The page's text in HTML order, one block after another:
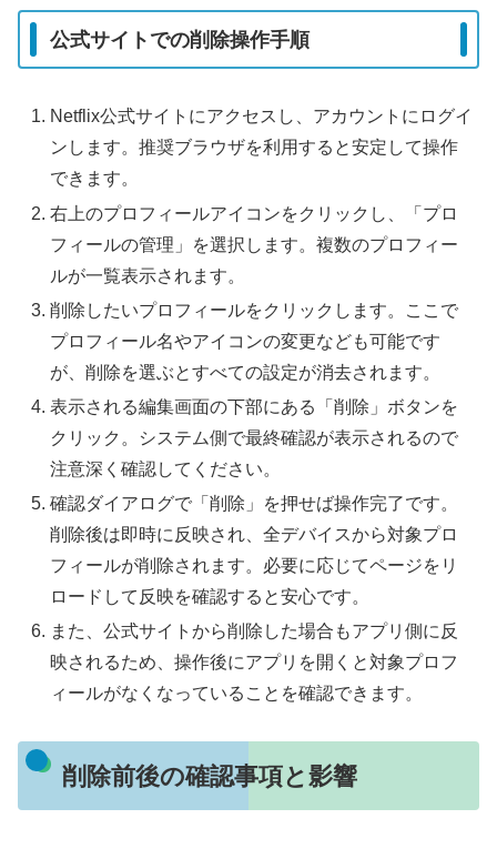
公式サイトでの削除操作手順
Netflix公式サイトにアクセスし、アカウントにログイ
ンします。推奨ブラウザを利用すると安定して操作
できます。
右上のプロフィールアイコンをクリックし、「プロ
フィールの管理」を選択します。複数のプロフィー
ルが一覧表示されます。
削除したいプロフィールをクリックします。ここで
プロフィール名やアイコンの変更なども可能です
が、削除を選ぶとすべての設定が消去されます。
表示される編集画面の下部にある「削除」ボタンを
クリック。システム側で最終確認が表示されるので
注意深く確認してください。
確認ダイアログで「削除」を押せば操作完了です。
削除後は即時に反映され、全デバイスから対象プロ
フィールが削除されます。必要に応じてページをリ
ロードして反映を確認すると安心です。
また、公式サイトから削除した場合もアプリ側に反
映されるため、操作後にアプリを開くと対象プロフ
ィールがなくなっていることを確認できます。
削除前後の確認事項と影響